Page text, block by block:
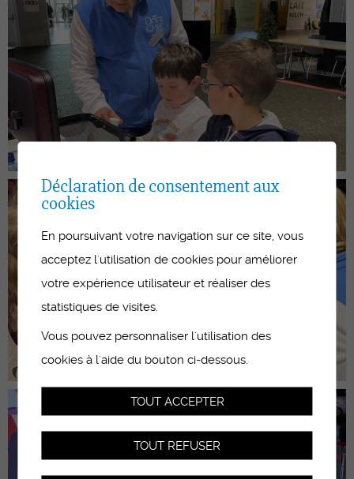
Déclaration de consentement aux
cookies
En poursuivant votre navigation sur ce site, vous
acceptez l'utilisation de cookies pour améliorer
votre expérience utilisateur et réaliser des
statistiques de visites.
Vous pouvez personnaliser l'utilisation des
cookies à l'aide du bouton ci-dessous.
TOUT ACCEPTER
TOUT REFUSER